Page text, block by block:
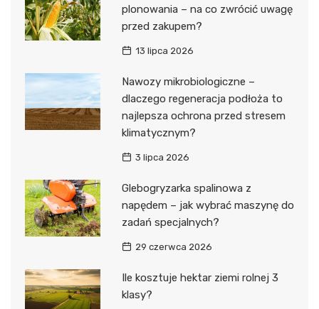
plonowania – na co zwrócić uwagę
przed zakupem?
13 lipca 2026
Nawozy mikrobiologiczne –
dlaczego regeneracja podłoża to
najlepsza ochrona przed stresem
klimatycznym?
3 lipca 2026
Glebogryzarka spalinowa z
napędem – jak wybrać maszynę do
zadań specjalnych?
29 czerwca 2026
Ile kosztuje hektar ziemi rolnej 3
klasy?